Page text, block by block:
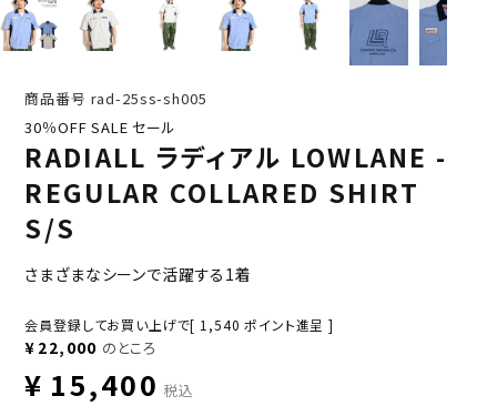
商品番号 rad-25ss-sh005
30％OFF SALE セール
RADIALL ラディアル LOWLANE -
REGULAR COLLARED SHIRT
S/S
さまざまなシーンで活躍する1着
会員登録してお買い上げで[ 1,540 ポイント進呈 ]
¥ 22,000 のところ
¥ 15,400 税込